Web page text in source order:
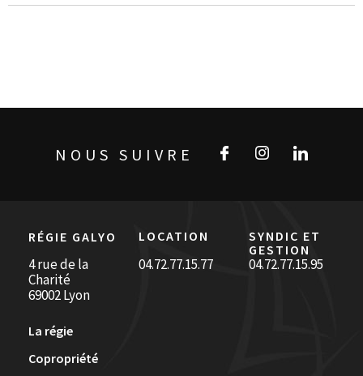
NOUS SUIVRE
RÉGIE GALYO LOCATION
SYNDIC ET
GESTION
4 rue de la
Charité
69002 Lyon
04.72.77.15.77 04.72.77.15.95
La régie
Copropriété